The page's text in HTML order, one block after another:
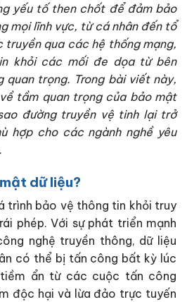
yếu tố then chốt để đảm bảo
mọi lĩnh vực, từ cá nhân đến tổ
truyền qua các hệ thống mạng,
khỏi các mối đe dọa từ bên
quan trọng. Trong bài viết này,
tầm quan trọng của bảo mật
đường truyền vệ tinh lại trở
hợp cho các ngành nghề yêu
dữ liệu?
trình bảo vệ thông tin khỏi truy
phép. Với sự phát triển mạnh
nghệ truyền thông, dữ liệu
có thể bị tấn công bất kỳ lúc
ẩn từ các cuộc tấn công
độc hại và lừa đảo trực tuyến